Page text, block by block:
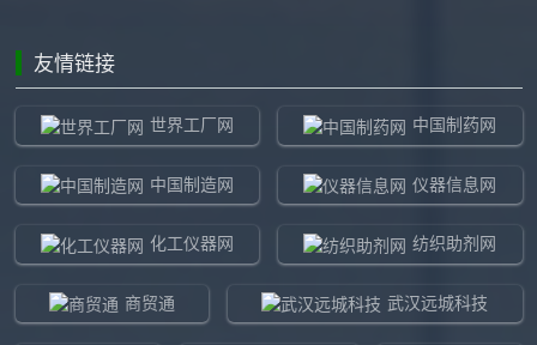
友情链接
世界工厂网 中国制药网
中国制造网 仪器信息网
化工仪器网 纺织助剂网
商贸通 武汉远城科技